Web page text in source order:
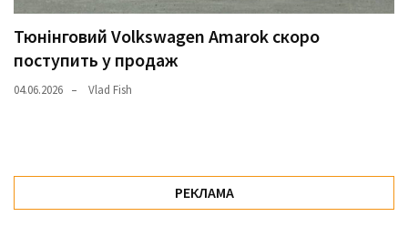
Тюнінговий Volkswagen Amarok скоро
поступить у продаж
04.06.2026 Vlad Fish
РЕКЛАМА